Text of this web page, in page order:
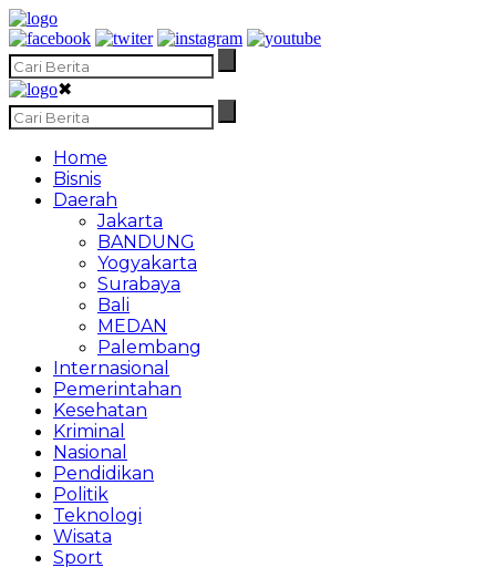
✖
Home
Bisnis
Daerah
Jakarta
BANDUNG
Yogyakarta
Surabaya
Bali
MEDAN
Palembang
Internasional
Pemerintahan
Kesehatan
Kriminal
Nasional
Pendidikan
Politik
Teknologi
Wisata
Sport